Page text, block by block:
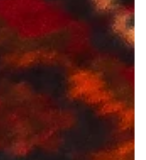
fruttiferi: quando decorre
del diritto al rimborso?
del foglio informativo per quelli di tipologia
apposizione del tagliando per i buoni "CB"
del termine di prescrizione per
obblighi informativi posti a carico della